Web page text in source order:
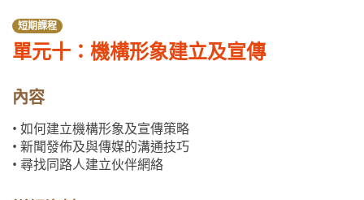
短期課程
單元十：機構形象建立及宣傳
內容
• 如何建立機構形象及宣傳策略
• 新聞發佈及與傳媒的溝通技巧
• 尋找同路人建立伙伴網絡